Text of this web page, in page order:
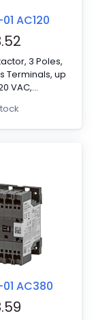
AC120
3 Poles,
Terminals, up
VAC,
x 45 x 46 mm
AC380